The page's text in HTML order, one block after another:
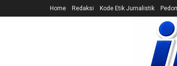
Home Redaksi Kode Etik Jurnalistik